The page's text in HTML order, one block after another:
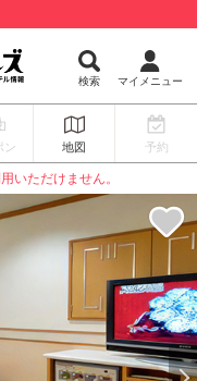
検索 マイメニュー
ン 地図 予約
いただけません。